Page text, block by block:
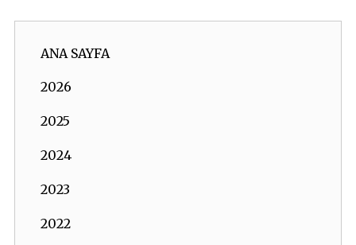
ANA SAYFA
2026
2025
2024
2023
2022